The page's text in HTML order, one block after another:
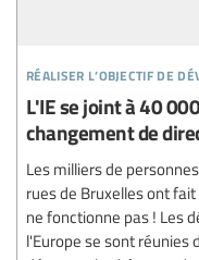
réaliser l’objectif de
L'IE se joint à 40
changement de
Les milliers de
rues de Bruxelles ont
ne fonctionne pas ! Les
l'Europe se sont réunies